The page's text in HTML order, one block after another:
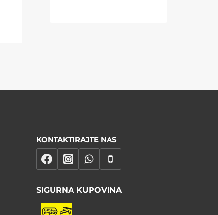
KONTAKTIRAJTE NAS
SIGURNA KUPOVINA